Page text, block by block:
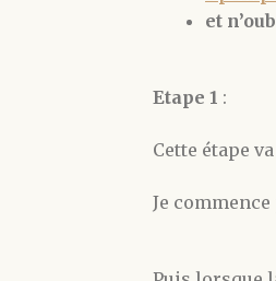
et
Etape 1 :
Cette étape
Je